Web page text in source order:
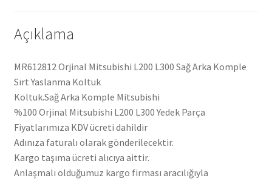
Açıklama
MR612812 Orjinal Mitsubishi L200 L300 Sağ Arka Komple
Sırt Yaslanma Koltuk
Koltuk.Sağ Arka Komple Mitsubishi
%100 Orjinal Mitsubishi L200 L300 Yedek Parça
Fiyatlarımıza KDV ücreti dahildir
Adınıza faturalı olarak gönderilecektir.
Kargo taşıma ücreti alıcıya aittir.
Anlaşmalı olduğumuz kargo firması aracılığıyla